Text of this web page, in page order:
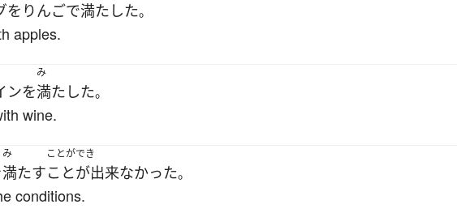
を りんごで満たした。
apples.
ンを
み
満たした。
wine.
み
満たす
ことができ
ことが出来なかった。
conditions.